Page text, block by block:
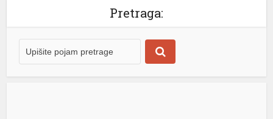
Pretraga: